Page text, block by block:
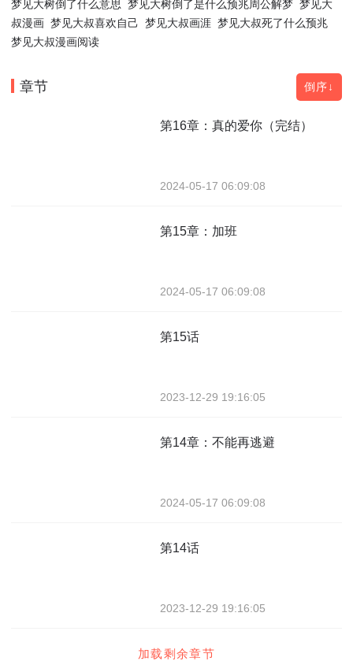
梦见大树倒了什么意思 梦见大树倒了是什么预兆周公解梦 梦见大
叔漫画 梦见大叔喜欢自己 梦见大叔画涯 梦见大叔死了什么预兆
梦见大叔漫画阅读
章节 倒序↓
第16章：真的爱你（完结）
2024-05-17 06:09:08
第15章：加班
2024-05-17 06:09:08
第15话
2023-12-29 19:16:05
第14章：不能再逃避
2024-05-17 06:09:08
第14话
2023-12-29 19:16:05
加载剩余章节